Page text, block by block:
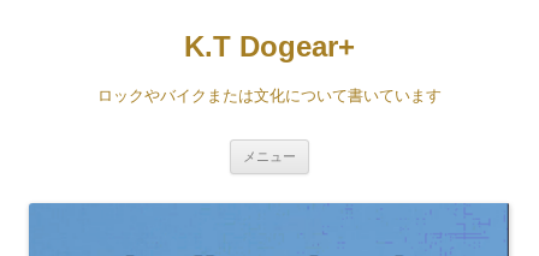
K.T Dogear+
ロックやバイクまたは文化について書いています
メニュー